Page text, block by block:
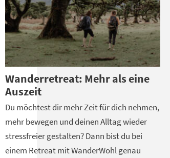
Wanderretreat: Mehr als eine
Auszeit
Du möchtest dir mehr Zeit für dich nehmen,
mehr bewegen und deinen Alltag wieder
stressfreier gestalten? Dann bist du bei
einem Retreat mit WanderWohl genau